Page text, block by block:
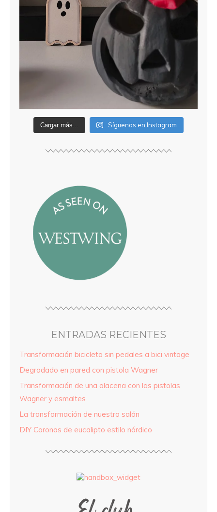
Cargar más... Síguenos en Instagram
ENTRADAS RECIENTES
Transformación bicicleta sin pedales a bici vintage
Degradado en pared con pistola Wagner
Transformación de una alacena con las pistolas
Wagner y esmaltes
La transformación de nuestro salón
DIY Coronas de eucalipto estilo nórdico